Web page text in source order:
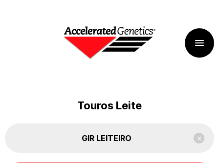
Touros Leite
GIR LEITEIRO